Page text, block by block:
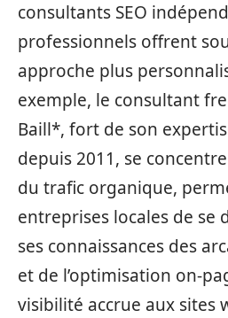
consultants SEO
professionnels offrent
approche plus
exemple, le consultant
Baill*, fort de son
depuis 2011, se
du trafic organique,
entreprises locales de se
ses connaissances des
et de l’optimisation on-
visibilité accrue aux sites